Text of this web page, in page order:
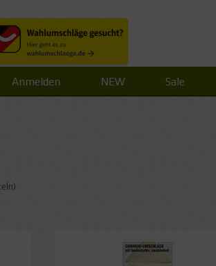
Anmelden NEW Sale